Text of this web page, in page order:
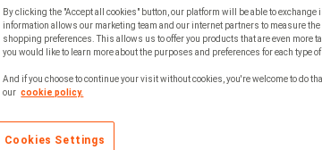
By clicking the "Accept all cookies" button, our platform will be able to
information allows our marketing team and our internet partners to measure
shopping preferences. This allows us to offer you products that are even more
you would like to learn more about the purposes and preferences for each type
And if you choose to continue your visit without cookies, you're welcome to do
our cookie policy.
Cookies Settings